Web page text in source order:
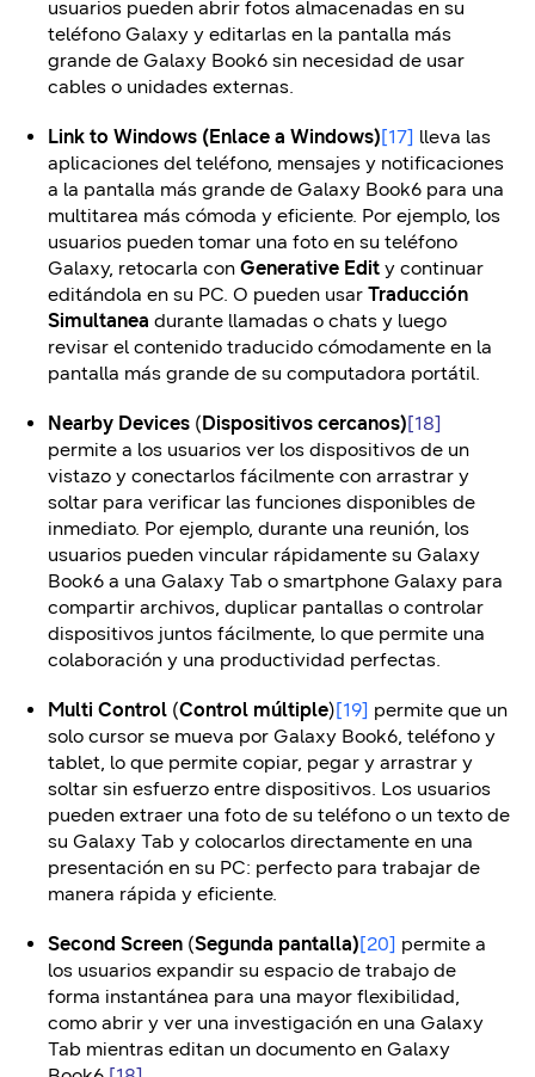
usuarios pueden abrir fotos almacenadas en su
teléfono Galaxy y editarlas en la pantalla más
grande de Galaxy Book6 sin necesidad de usar
cables o unidades externas.
Link to Windows (Enlace a Windows)[17] lleva las
aplicaciones del teléfono, mensajes y notificaciones
a la pantalla más grande de Galaxy Book6 para una
multitarea más cómoda y eficiente. Por ejemplo, los
usuarios pueden tomar una foto en su teléfono
Galaxy, retocarla con Generative Edit y continuar
editándola en su PC. O pueden usar Traducción
Simultanea durante llamadas o chats y luego
revisar el contenido traducido cómodamente en la
pantalla más grande de su computadora portátil.
Nearby Devices ( Dispositivos cercanos)[18]
permite a los usuarios ver los dispositivos de un
vistazo y conectarlos fácilmente con arrastrar y
soltar para verificar las funciones disponibles de
inmediato. Por ejemplo, durante una reunión, los
usuarios pueden vincular rápidamente su Galaxy
Book6 a una Galaxy Tab o smartphone Galaxy para
compartir archivos, duplicar pantallas o controlar
dispositivos juntos fácilmente, lo que permite una
colaboración y una productividad perfectas.
Multi Control (Control múltiple)[19] permite que un
solo cursor se mueva por Galaxy Book6, teléfono y
tablet, lo que permite copiar, pegar y arrastrar y
soltar sin esfuerzo entre dispositivos. Los usuarios
pueden extraer una foto de su teléfono o un texto de
su Galaxy Tab y colocarlos directamente en una
presentación en su PC: perfecto para trabajar de
manera rápida y eficiente.
Second Screen (Segunda pantalla)[20] permite a
los usuarios expandir su espacio de trabajo de
forma instantánea para una mayor flexibilidad,
como abrir y ver una investigación en una Galaxy
Tab mientras editan un documento en Galaxy